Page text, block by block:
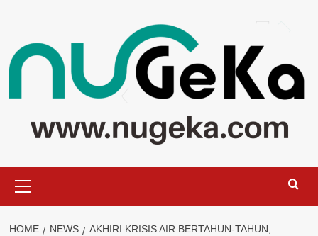
content
Menu
HOME NEWS
AKHIRI KRISIS AIR BERTAHUN-TAHUN,